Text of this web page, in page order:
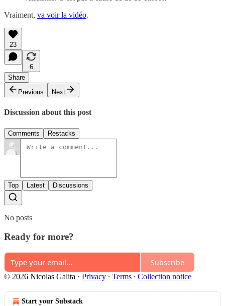
Vraiment, va voir la vidéo.
23
6
Share
Previous
Next
Discussion about this post
Comments Restacks
Top Latest Discussions
No posts
Ready for more?
Subscribe
© 2026 Nicolas Galita · Privacy ∙ Terms ∙ Collection notice
Start your Substack